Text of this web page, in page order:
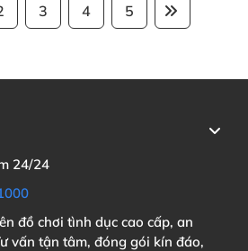
3 4 5
24/24
đồ chơi tình dục cao cấp, an
vấn tận tâm, đóng gói kín đáo,